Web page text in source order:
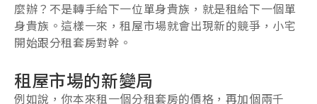
麼辦？不是轉手給下一位單身貴族，就是租給下一個單
身貴族。這樣一來，租屋市場就會出現新的競爭，小宅
開始跟分租套房對幹。
租屋市場的新變局
例如說，你本來租一個分租套房的價格，再加個兩千